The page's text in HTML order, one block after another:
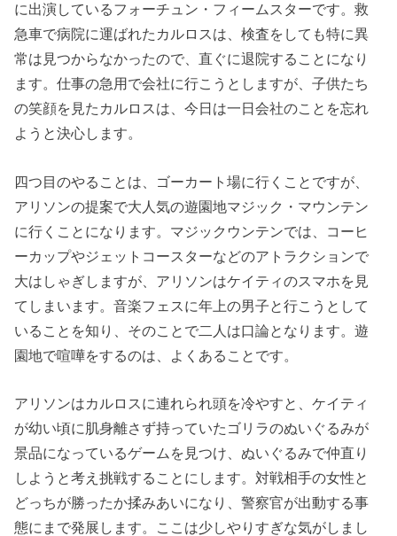
に出演しているフォーチュン・フィームスターです。救
急車で病院に運ばれたカルロスは、検査をしても特に異
常は見つからなかったので、直ぐに退院することになり
ます。仕事の急用で会社に行こうとしますが、子供たち
の笑顔を見たカルロスは、今日は一日会社のことを忘れ
ようと決心します。
四つ目のやることは、ゴーカート場に行くことですが、
アリソンの提案で大人気の遊園地マジック・マウンテン
に行くことになります。マジックウンテンでは、コーヒ
ーカップやジェットコースターなどのアトラクションで
大はしゃぎしますが、アリソンはケイティのスマホを見
てしまいます。音楽フェスに年上の男子と行こうとして
いることを知り、そのことで二人は口論となります。遊
園地で喧嘩をするのは、よくあることです。
アリソンはカルロスに連れられ頭を冷やすと、ケイティ
が幼い頃に肌身離さず持っていたゴリラのぬいぐるみが
景品になっているゲームを見つけ、ぬいぐるみで仲直り
しようと考え挑戦することにします。対戦相手の女性と
どっちが勝ったか揉みあいになり、警察官が出動する事
態にまで発展します。ここは少しやりすぎな気がしまし